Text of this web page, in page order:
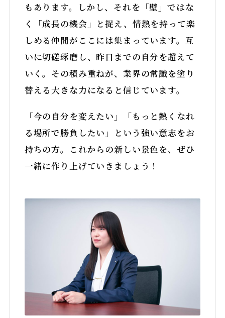
もあります。しかし、それを「壁」ではな
く「成長の機会」と捉え、情熱を持って楽
しめる仲間がここには集まっています。互
いに切磋琢磨し、昨日までの自分を超えて
いく。その積み重ねが、業界の常識を塗り
替える大きな力になると信じています。
「今の自分を変えたい」「もっと熱くなれ
る場所で勝負したい」という強い意志をお
持ちの方。これからの新しい景色を、ぜひ
一緒に作り上げていきましょう！